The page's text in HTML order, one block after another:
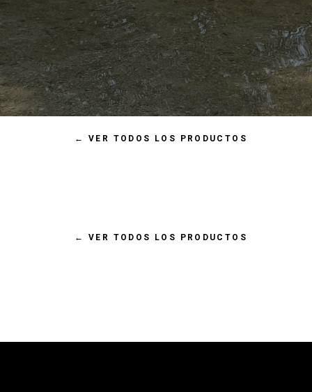
← VER TODOS LOS PRODUCTOS
No items found.
← VER TODOS LOS PRODUCTOS